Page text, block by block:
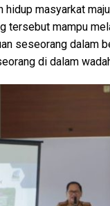
hidup masyarkat
tersebut mampu
seseorang dalam
di dalam